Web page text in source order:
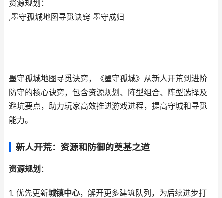
资源规划：
,墨守孤城地图寻觅诀窍 墨守成归
墨守孤城地图寻觅诀窍，《墨守孤城》从新人开荒到进阶
防守的核心诀窍，包含资源规划、阵型组合、阵型选择及
避坑要点，助力玩家高效推进游戏进程，提高守城和寻觅
能力。
新人开荒：资源和防御的奠基之道
资源规划 ：
1. 优先更新城镇中心，解开更多建筑队列，为后续进步打